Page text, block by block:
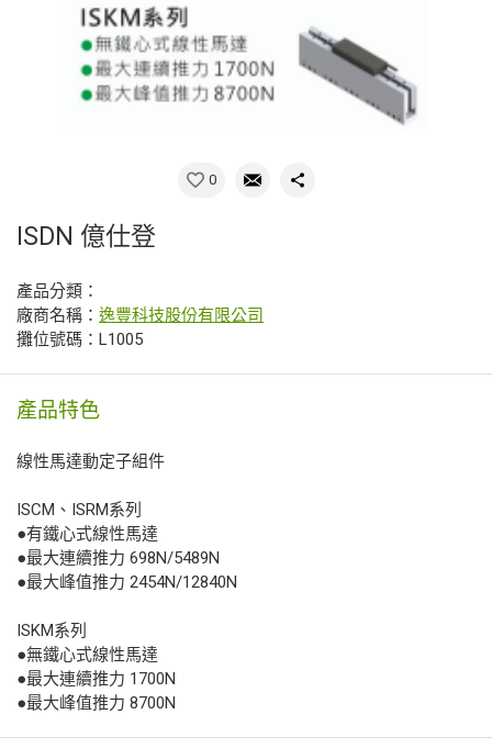
0
ISDN 億仕登
產品分類：
廠商名稱： 逸豐科技股份有限公司
攤位號碼：L1005
產品特色
線性馬達動定子組件
ISCM、ISRM系列
●有鐵心式線性馬達
●最大連續推力 698N/5489N
●最大峰值推力 2454N/12840N
ISKM系列
●無鐵心式線性馬達
●最大連續推力 1700N
●最大峰值推力 8700N